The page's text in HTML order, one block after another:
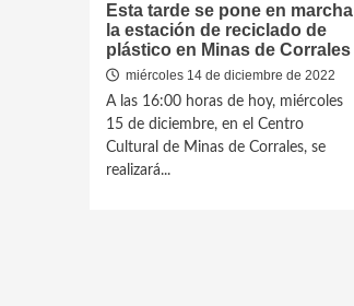
Esta tarde se pone en marcha
la estación de reciclado de
plástico en Minas de Corrales
miércoles 14 de diciembre de 2022
A las 16:00 horas de hoy, miércoles
15 de diciembre, en el Centro
Cultural de Minas de Corrales, se
realizará...